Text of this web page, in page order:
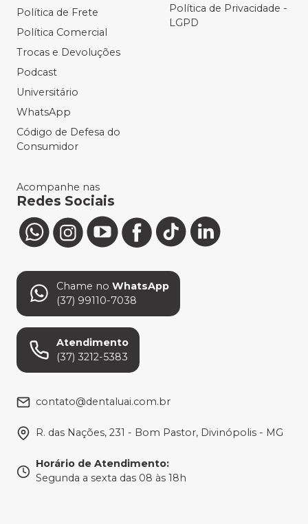
Política de Frete
Política Comercial
Trocas e Devoluções
Podcast
Universitário
WhatsApp
Código de Defesa do
Consumidor
Política de Privacidade -
LGPD
Acompanhe nas
Redes Sociais
Chame no WhatsApp
(37) 99110-7038
Atendimento
(37) 3212-5383
contato@dentaluai.com.br
R. das Nações, 231 - Bom Pastor, Divinópolis - MG
Horário de Atendimento:
Segunda a sexta das 08 às 18h